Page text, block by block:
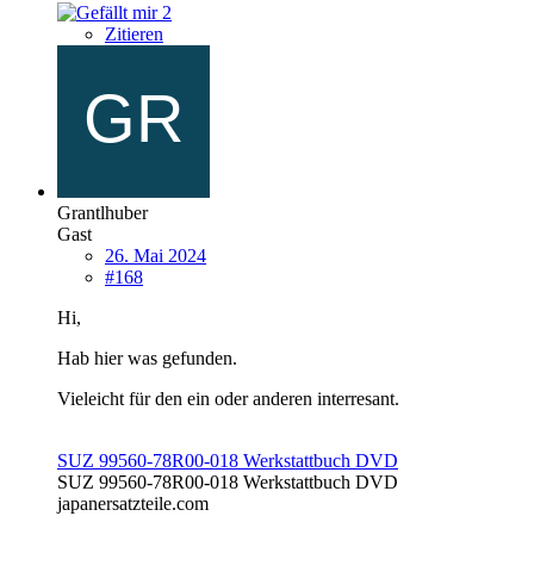
2
Zitieren
Grantlhuber
Gast
26. Mai 2024
#168
Hi,
Hab hier was gefunden.
Vieleicht für den ein oder anderen interresant.
SUZ 99560-78R00-018 Werkstattbuch DVD
SUZ 99560-78R00-018 Werkstattbuch DVD
japanersatzteile.com